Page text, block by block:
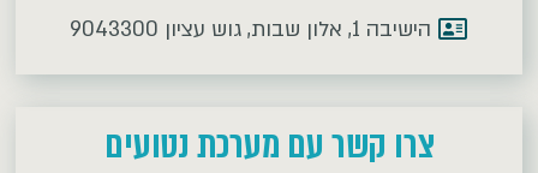
הישיבה 1, אלון שבות, גוש עציון 9043300
צרו קשר עם מערכת נטועים